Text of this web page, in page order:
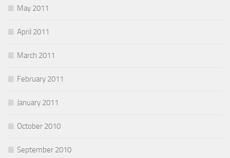
May 2011
April 2011
March 2011
February 2011
January 2011
October 2010
September 2010